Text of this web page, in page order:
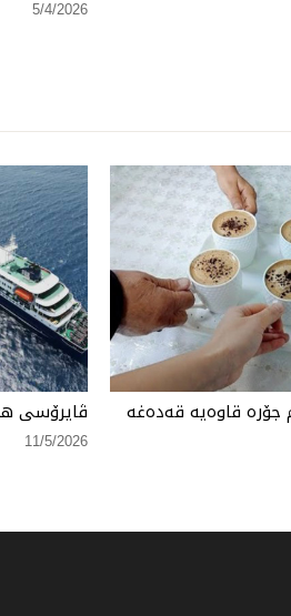
5/4/2026
قاوەیە قەدەغە
ڤایرۆسی
11/5/2026